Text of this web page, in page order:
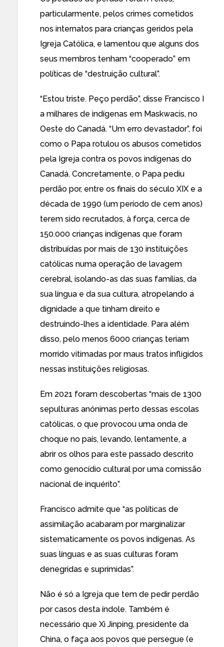
particularmente, pelos crimes cometidos
nos internatos para crianças geridos pela
Igreja Católica, e lamentou que alguns dos
seus membros tenham “cooperado” em
políticas de “destruição cultural”.
“Estou triste. Peço perdão”, disse Francisco I
a milhares de indígenas em Maskwacis, no
Oeste do Canadá. “Um erro devastador”, foi
como o Papa rotulou os abusos cometidos
pela Igreja contra os povos indígenas do
Canadá. Concretamente, o Papa pediu
perdão por, entre os finais do século XIX e a
década de 1990 (um período de cem anos)
terem sido recrutados, à força, cerca de
150.000 crianças indígenas que foram
distribuídas por mais de 130 instituições
católicas numa operação de lavagem
cerebral, isolando-as das suas famílias, da
sua língua e da sua cultura, atropelando a
dignidade a que tinham direito e
destruindo-lhes a identidade. Para além
disso, pelo menos 6000 crianças teriam
morrido vitimadas por maus tratos infligidos
nessas instituições religiosas.
Em 2021 foram descobertas “mais de 1300
sepulturas anónimas perto dessas escolas
católicas, o que provocou uma onda de
choque no país, levando, lentamente, a
abrir os olhos para este passado descrito
como genocídio cultural por uma comissão
nacional de inquérito”.
Francisco admite que “as políticas de
assimilação acabaram por marginalizar
sistematicamente os povos indígenas. As
suas línguas e as suas culturas foram
denegridas e suprimidas”.
Não é só a Igreja que tem de pedir perdão
por casos desta índole. Também é
necessário que Xi Jinping, presidente da
China, o faça aos povos que persegue (e